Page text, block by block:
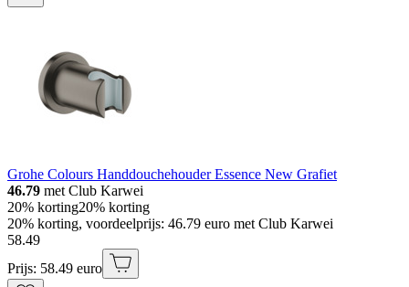
Grohe Colours Handdouchehouder Essence New Grafiet
46.79 met Club Karwei
20% korting20% korting
20% korting, voordeelprijs: 46.79 euro met Club Karwei
58.49
Prijs: 58.49 euro